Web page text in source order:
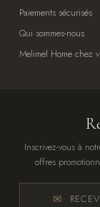
Paiements sécurisés
Qui sommes-nous
Melimel Home chez
Inscrivez-vous à
offres